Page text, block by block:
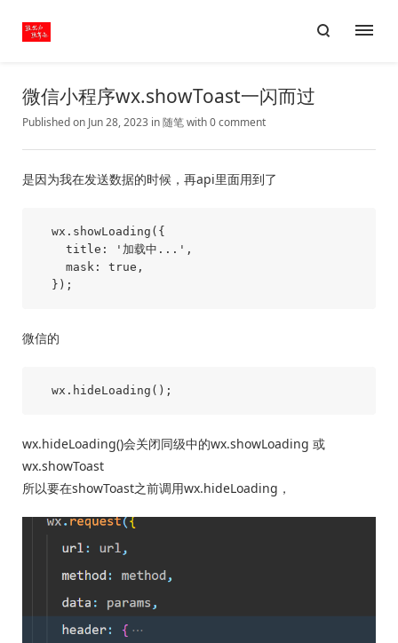
微信小程序wx.showToast一闪而过
Published on Jun 28, 2023 in随笔with0 comment
是因为我在发送数据的时候，再api里面用到了
  wx.showLoading({
    title: '加载中...',
    mask: true,
微信的
wx.hideLoading()会关闭同级中的wx.showLoading 或
wx.showToast
所以要在showToast之前调用wx.hideLoading，